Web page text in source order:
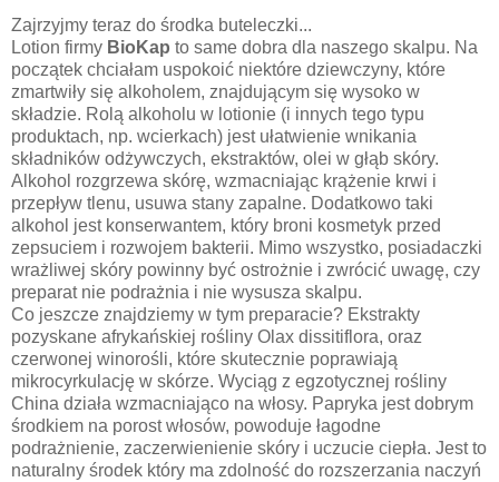
Zajrzyjmy teraz do środka buteleczki...
Lotion firmy BioKap to same dobra dla naszego skalpu. Na
początek chciałam uspokoić niektóre dziewczyny, które
zmartwiły się alkoholem, znajdującym się wysoko w
składzie. Rolą alkoholu w lotionie (i innych tego typu
produktach, np. wcierkach) jest ułatwienie wnikania
składników odżywczych, ekstraktów, olei w głąb skóry.
Alkohol rozgrzewa skórę, wzmacniając krążenie krwi i
przepływ tlenu, usuwa stany zapalne. Dodatkowo taki
alkohol jest konserwantem, który broni kosmetyk przed
zepsuciem i rozwojem bakterii. Mimo wszystko, posiadaczki
wrażliwej skóry powinny być ostrożnie i zwrócić uwagę, czy
preparat nie podrażnia i nie wysusza skalpu.
Co jeszcze znajdziemy w tym preparacie? Ekstrakty
pozyskane afrykańskiej rośliny Olax dissitiflora, oraz
czerwonej winorośli, które skutecznie poprawiają
mikrocyrkulację w skórze. Wyciąg z egzotycznej rośliny
China działa wzmacniająco na włosy. Papryka jest dobrym
środkiem na porost włosów, powoduje łagodne
podrażnienie, zaczerwienienie skóry i uczucie ciepła. Jest to
naturalny środek który ma zdolność do rozszerzania naczyń